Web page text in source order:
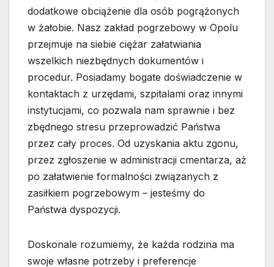
dodatkowe obciążenie dla osób pogrążonych
w żałobie. Nasz zakład pogrzebowy w Opolu
przejmuje na siebie ciężar załatwiania
wszelkich niezbędnych dokumentów i
procedur. Posiadamy bogate doświadczenie w
kontaktach z urzędami, szpitalami oraz innymi
instytucjami, co pozwala nam sprawnie i bez
zbędnego stresu przeprowadzić Państwa
przez cały proces. Od uzyskania aktu zgonu,
przez zgłoszenie w administracji cmentarza, aż
po załatwienie formalności związanych z
zasiłkiem pogrzebowym – jesteśmy do
Państwa dyspozycji.
Doskonale rozumiemy, że każda rodzina ma
swoje własne potrzeby i preferencje